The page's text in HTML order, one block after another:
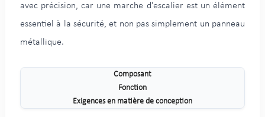
avec précision, car une marche d'escalier est un élément
essentiel à la sécurité, et non pas simplement un panneau
métallique.
Composant
Fonction
Exigences en matière de conception